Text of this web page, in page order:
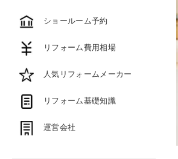
ショールーム予約
リフォーム費用相場
人気リフォームメーカー
リフォーム基礎知識
運営会社